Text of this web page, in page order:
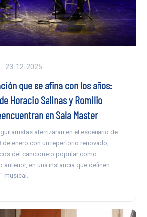
23-12-2025
que se afina con los años:
Horacio Salinas y Romilio
en Sala Master
aterrizarán en el escenario de
de enero con un repertorio renovado,
del cancionero popular como
anterior, en una instancia que definen
musical.